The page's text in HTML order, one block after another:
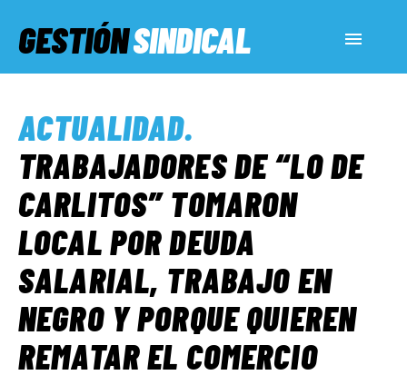
GESTIÓNSINDICAL
SERVICIOS SOCIALES
INFORMES ESPECIALES
FUERA DE MEGÁFONO
EL LADO «G»
ACTUALIDAD.
TRABAJADORES DE “LO DE
CARLITOS” TOMARON
LOCAL POR DEUDA
SALARIAL, TRABAJO EN
NEGRO Y PORQUE QUIEREN
REMATAR EL COMERCIO